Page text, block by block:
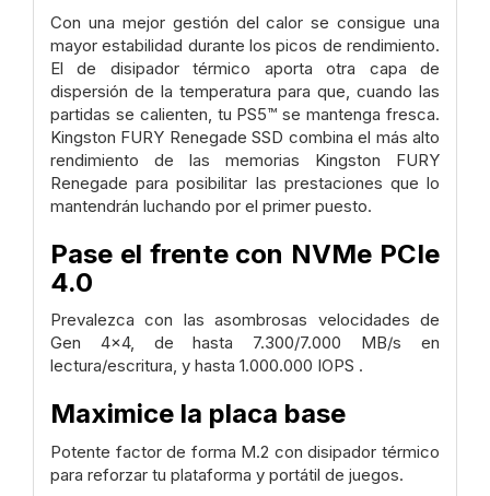
Con una mejor gestión del calor se consigue una
mayor estabilidad durante los picos de rendimiento.
El de disipador térmico aporta otra capa de
dispersión de la temperatura para que, cuando las
partidas se calienten, tu PS5™ se mantenga fresca.
Kingston FURY Renegade SSD combina el más alto
rendimiento de las memorias Kingston FURY
Renegade para posibilitar las prestaciones que lo
mantendrán luchando por el primer puesto.
Pase el frente con NVMe PCIe
4.0
Prevalezca con las asombrosas velocidades de
Gen 4x4, de hasta 7.300/7.000 MB/s en
lectura/escritura, y hasta 1.000.000 IOPS .
Maximice la placa base
Potente factor de forma M.2 con disipador térmico
para reforzar tu plataforma y portátil de juegos.